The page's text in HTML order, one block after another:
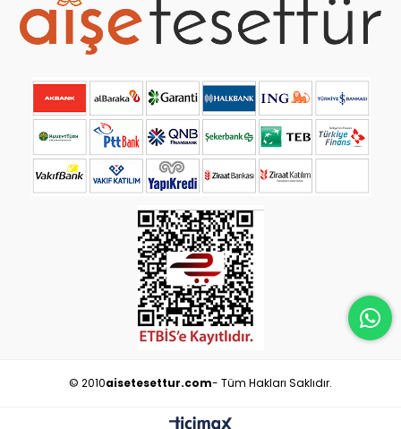
© 2010aisetesettur.com- Tüm Hakları Saklıdır.